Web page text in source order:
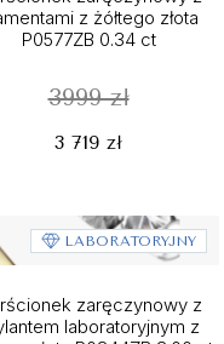
z żółtego złota
P0577ZB 0.34 ct
3999 zł
3 719 zł
LABORATORYJNY
zaręczynowy z
laboratoryjnym z